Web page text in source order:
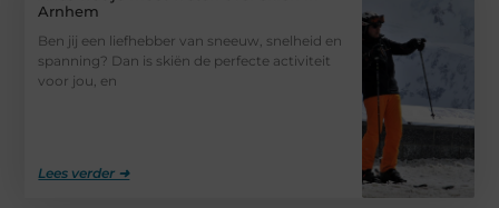
Arnhem
Ben jij een liefhebber van sneeuw, snelheid en
spanning? Dan is skiën de perfecte activiteit
voor jou, en
Lees verder ➜